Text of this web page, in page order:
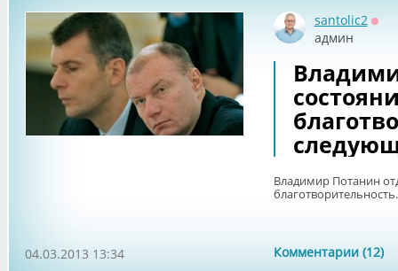
santolic2
админ
Владимир Потанин
Комментарии (12)
04.03.2013 13:34